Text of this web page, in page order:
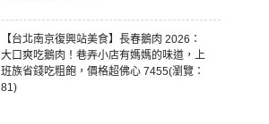
【台北南京復興站美食】長春鵝肉 2026：
大口爽吃鵝肉！巷弄小店有媽媽的味道，上
班族省錢吃粗飽，價格超佛心 7455(瀏覽：
81)